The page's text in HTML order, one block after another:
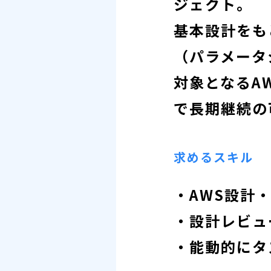
基本設計を
（パラメー
対象となる
で長期継続
求めるスキル
・AWS設計
・設計レビ
・能動的に